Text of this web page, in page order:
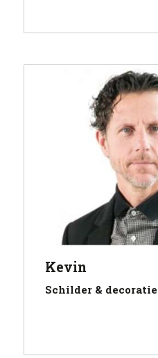
Kevin
Schilder & decoratie